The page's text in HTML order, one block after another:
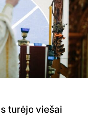
turėjo viešai